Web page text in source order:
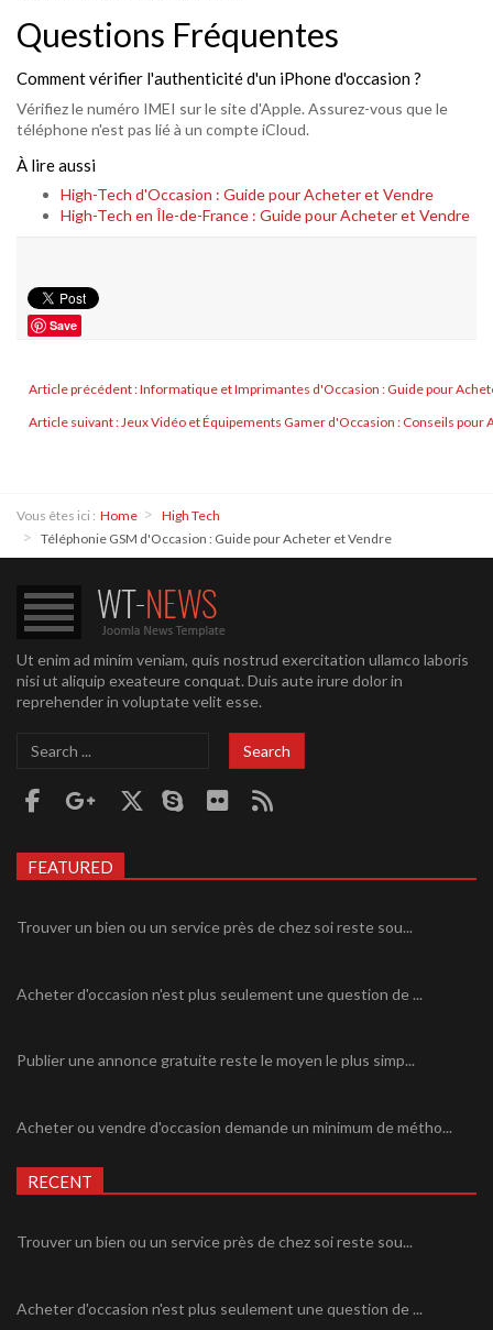
Questions Fréquentes
Comment vérifier l'authenticité d'un iPhone d'occasion ?
Vérifiez le numéro IMEI sur le site d'Apple. Assurez-vous que le
téléphone n'est pas lié à un compte iCloud.
À lire aussi
High-Tech d'Occasion : Guide pour Acheter et Vendre
High-Tech en Île-de-France : Guide pour Acheter et Vendre
Save
Article précédent : Informatique et Imprimantes d'Occasion : Guide pour
Article suivant : Jeux Vidéo et Équipements Gamer d'Occasion : Conseils pour
Vous êtes ici : Home
High Tech
Téléphonie GSM d'Occasion : Guide pour Acheter et Vendre
Ut enim ad minim veniam, quis nostrud exercitation ullamco laboris
nisi ut aliquip exeateure conquat. Duis aute irure dolor in
reprehender in voluptate velit esse.
Search
Search
FEATURED
Trouver un bien ou un service près de chez soi reste sou...
Acheter d'occasion n'est plus seulement une question de ...
Publier une annonce gratuite reste le moyen le plus simp...
Acheter ou vendre d'occasion demande un minimum de métho...
RECENT
Trouver un bien ou un service près de chez soi reste sou...
Acheter d'occasion n'est plus seulement une question de ...